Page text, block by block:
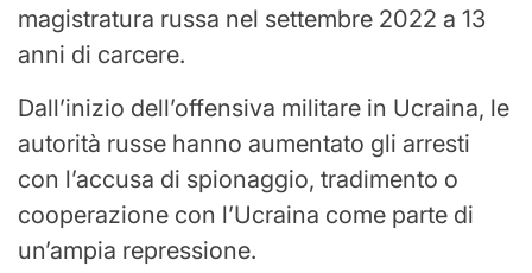
magistratura russa nel settembre 2022 a 13
anni di carcere.
Dall’inizio dell’offensiva militare in Ucraina, le
autorità russe hanno aumentato gli arresti
con l’accusa di spionaggio, tradimento o
cooperazione con l’Ucraina come parte di
un’ampia repressione.